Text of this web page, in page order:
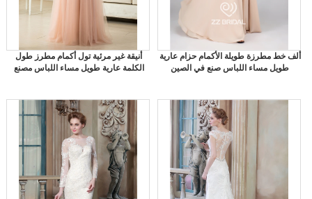
أنيقة غير مرئية تول أكمام مطرز طول
الكلمة عارية طويل مساء اللباس مصنع
ألف خط مطرزة طويلة الأكمام حزام عارية
طويل مساء اللباس صنع في الصين